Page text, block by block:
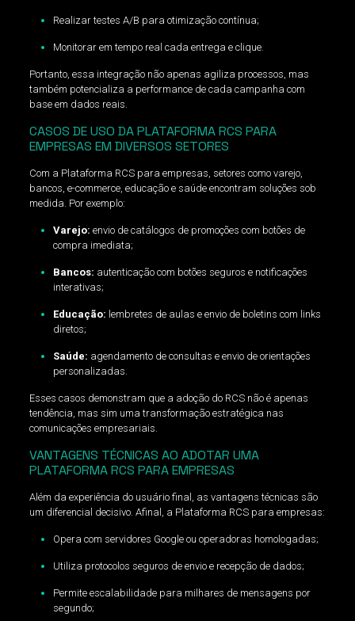
Realizar testes A/B para otimização contínua;
Monitorar em tempo real cada entrega e clique.
Portanto, essa integração não apenas agiliza processos, mas
também potencializa a performance de cada campanha com
base em dados reais.
CASOS DE USO DA PLATAFORMA RCS PARA
EMPRESAS EM DIVERSOS SETORES
Com a Plataforma RCS para empresas, setores como varejo,
bancos, e-commerce, educação e saúde encontram soluções sob
medida. Por exemplo:
Varejo: envio de catálogos de promoções com botões de
compra imediata;
Bancos: autenticação com botões seguros e notificações
interativas;
Educação: lembretes de aulas e envio de boletins com links
diretos;
Saúde: agendamento de consultas e envio de orientações
personalizadas.
Esses casos demonstram que a adoção do RCS não é apenas
tendência, mas sim uma transformação estratégica nas
comunicações empresariais.
VANTAGENS TÉCNICAS AO ADOTAR UMA
PLATAFORMA RCS PARA EMPRESAS
Além da experiência do usuário final, as vantagens técnicas são
um diferencial decisivo. Afinal, a Plataforma RCS para empresas:
Opera com servidores Google ou operadoras homologadas;
Utiliza protocolos seguros de envio e recepção de dados;
Permite escalabilidade para milhares de mensagens por
segundo;